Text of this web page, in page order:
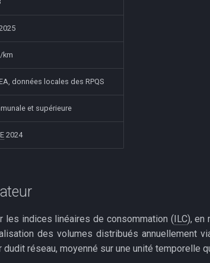
km
données locales des RPQS
et supérieure
2024
les indices linéaires de consommation (ILC), en
des volumes distribués annuellement
réseau, moyenné sur une unité temporelle